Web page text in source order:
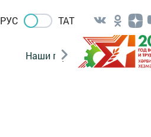
РУС ТАТ
Наши герои